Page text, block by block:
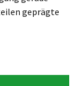
geprägte